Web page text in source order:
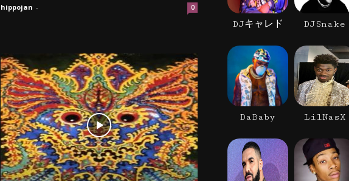
hippojan - 0
DJキャレド DJSnake
DaBaby LilNasX